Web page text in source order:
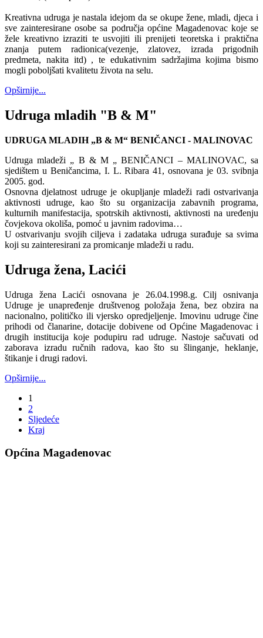
Kreativna udruga je nastala idejom da se okupe žene, mladi, djeca i
sve zainteresirane osobe sa područja općine Magadenovac koje se
žele kreativno izraziti te usvojiti ili prenijeti teoretska i praktična
znanja putem radionica(vezenje, zlatovez, izrada prigodnih
predmeta, nakita itd) , te edukativnim sadržajima kojima bismo
mogli poboljšati kvalitetu života na selu.
Opširnije...
Udruga mladih "B & M"
UDRUGA MLADIH „B & M“ BENIČANCI - MALINOVAC
Udruga mladeži „ B & M „ BENIČANCI – MALINOVAC, sa
sjedištem u Beničancima, I. L. Ribara 41, osnovana je 03. svibnja
2005. god.
Osnovna djelatnost udruge je okupljanje mladeži radi ostvarivanja
aktivnosti udruge, kao što su organizacija zabavnih programa,
kulturnih manifestacija, spotrskih aktivnosti, aktivnosti na uređenju
čovjekova okoliša, pomoć u javnim radovima…
U ostvarivanju svojih ciljeva i zadataka udruga surađuje sa svima
koji su zainteresirani za promicanje mladeži u radu.
Udruga žena, Lacići
Udruga žena Lacići osnovana je 26.04.1998.g. Cilj osnivanja
Udruge je unapređenje društvenog položaja žena, bez obzira na
nacionalno, političko ili vjersko opredjeljenje. Imovinu udruge čine
prihodi od članarine, dotacije dobivene od Općine Magadenovac i
drugih institucija koje podupiru rad udruge. Nastoje sačuvati od
zaborava izradu ručnih radova, kao što su šlinganje, heklanje,
štikanje i drugi radovi.
Opširnije...
1
2
Sljedeće
Kraj
Općina Magadenovac